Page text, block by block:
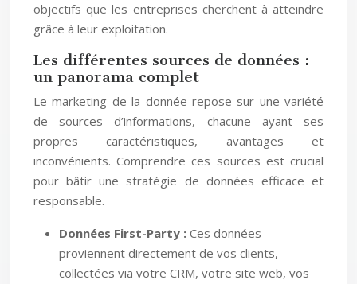
objectifs que les entreprises cherchent à atteindre
grâce à leur exploitation.
Les différentes sources de données :
un panorama complet
Le marketing de la donnée repose sur une variété
de sources d’informations, chacune ayant ses
propres caractéristiques, avantages et
inconvénients. Comprendre ces sources est crucial
pour bâtir une stratégie de données efficace et
responsable.
Données First-Party : Ces données
proviennent directement de vos clients,
collectées via votre CRM, votre site web, vos